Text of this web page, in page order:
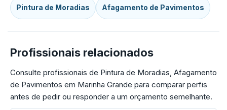
Pintura de Moradias Afagamento de Pavimentos
Profissionais relacionados
Consulte profissionais de Pintura de Moradias, Afagamento
de Pavimentos em Marinha Grande para comparar perfis
antes de pedir ou responder a um orçamento semelhante.